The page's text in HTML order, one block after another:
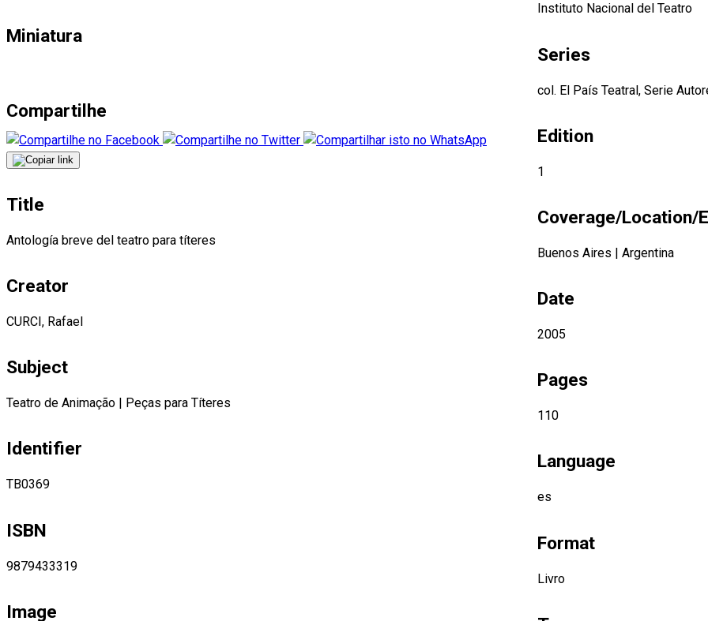
Miniatura
Compartilhe
Title
Antología breve del teatro para títeres
Creator
CURCI, Rafael
Subject
Teatro de Animação Peças para Títeres
Identifier
TB0369
ISBN
9879433319
Image
Instituto Nacional del Teatro
Series
col. El País Teatral, Serie
Edition
1
Coverage/Location/
Buenos Aires | Argentina
Date
2005
Pages
110
Language
es
Format
Livro